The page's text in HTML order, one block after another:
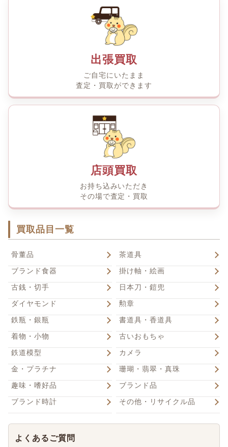
出張買取
ご自宅にいたまま
査定・買取ができます
店頭買取
お持ち込みいただき
その場で査定・買取
買取品目一覧
骨董品
茶道具
ブランド食器
掛け軸・絵画
古銭・切手
日本刀・鎧兜
ダイヤモンド
勲章
鉄瓶・銀瓶
書道具・香道具
着物・小物
古いおもちゃ
鉄道模型
カメラ
金・プラチナ
珊瑚・翡翠・真珠
趣味・嗜好品
ブランド品
ブランド時計
その他・リサイクル品
よくあるご質問